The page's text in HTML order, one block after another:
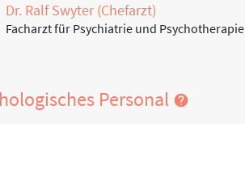
Dr. Ralf Swyter (Chefarzt)
Facharzt für Psychiatrie und Psychotherapie
Personal